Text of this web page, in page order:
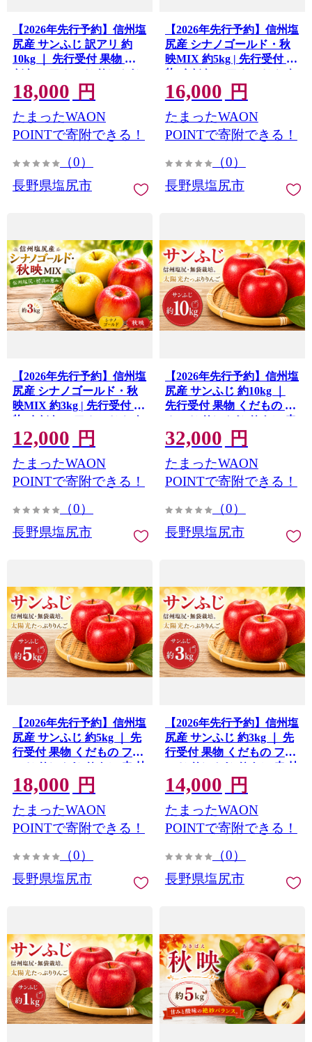
【2026年先行予約】信州塩
尻産 サンふじ 訳アリ 約
10kg ｜ 先行受付 果物 く
だもの フルーツ サンふじ
りんご 赤 林檎 訳アリ 訳あ
り 格安 お得 信州 長野県
塩尻市
18,000 円
たまったWAON
POINTで寄附できる！
（0）
長野県塩尻市
【2026年先行予約】信州塩
尻産 シナノゴールド・秋
映MIX 約5kg | 先行受付 果
物 くだもの フルーツ シナ
ノゴールド 秋映 あきばえ
りんご りんご3兄弟 林檎
信州 長野県 塩尻市
16,000 円
たまったWAON
POINTで寄附できる！
（0）
長野県塩尻市
【2026年先行予約】信州塩
尻産 シナノゴールド・秋
映MIX 約3kg | 先行受付 果
物 くだもの フルーツ シナ
ノゴールド 秋映 あきばえ
りんご 林檎 りんご3兄弟
信州 長野県 塩尻市
12,000 円
たまったWAON
POINTで寄附できる！
（0）
長野県塩尻市
【2026年先行予約】信州塩
尻産 サンふじ 約10kg ｜
先行受付 果物 くだもの フ
ルーツ サンふじ りんご 赤
林檎 信州 長野県 塩尻市
32,000 円
たまったWAON
POINTで寄附できる！
（0）
長野県塩尻市
【2026年先行予約】信州塩
尻産 サンふじ 約5kg ｜ 先
行受付 果物 くだもの フル
ーツ サンふじ りんご 赤 林
檎 信州 長野県 塩尻市
18,000 円
たまったWAON
POINTで寄附できる！
（0）
長野県塩尻市
【2026年先行予約】信州塩
尻産 サンふじ 約3kg ｜ 先
行受付 果物 くだもの フル
ーツ サンふじ りんご 赤 林
檎 信州 長野県 塩尻市
14,000 円
たまったWAON
POINTで寄附できる！
（0）
長野県塩尻市